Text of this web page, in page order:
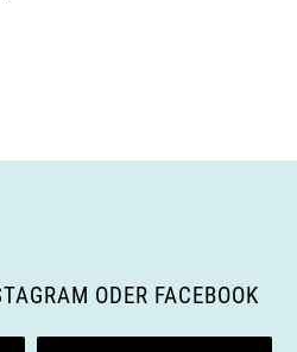
ODER FACEBOOK